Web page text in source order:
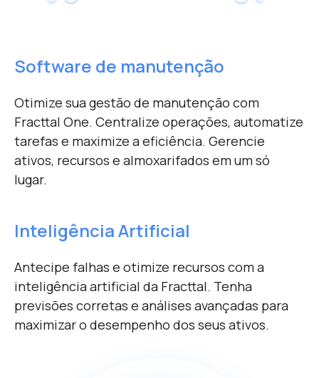
Software de manutenção
Otimize sua gestão de manutenção com
Fracttal One. Centralize operações, automatize
tarefas e maximize a eficiência. Gerencie
ativos, recursos e almoxarifados em um só
lugar.
Inteligência Artificial
Antecipe falhas e otimize recursos com a
inteligência artificial da Fracttal. Tenha
previsões corretas e análises avançadas para
maximizar o desempenho dos seus ativos.